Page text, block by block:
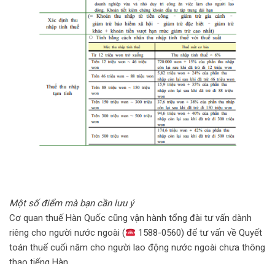
Một số điểm mà bạn cần lưu ý
Cơ quan thuế Hàn Quốc cũng vận hành tổng đài tư vấn dành
riêng cho người nước ngoài (
1588-0560) để tư vấn về Quyết
toán thuế cuối năm cho người lao động nước ngoài chưa thông